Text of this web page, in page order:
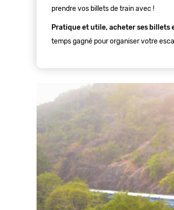
prendre vos billets de train avec !
Pratique et utile, acheter ses billets
temps gagné pour organiser votre